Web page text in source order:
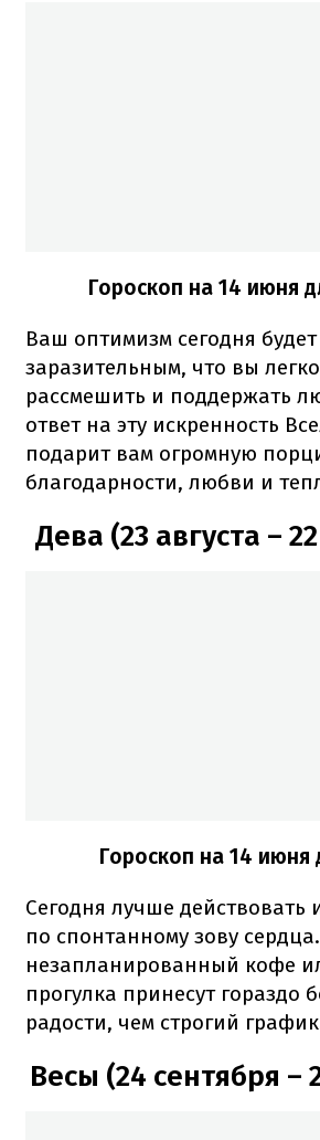
Гороскоп на 14 июня
Ваш оптимизм сегодня
заразительным, что вы
рассмешить и поддержать
ответ на эту искренность
подарит вам огромную
благодарности, любви и
Дева (23 августа –
Гороскоп на 14 июня
Сегодня лучше действовать
по спонтанному зову
незапланированный кофе
прогулка принесут гораздо
радости, чем строгий
Весы (24 сентября –